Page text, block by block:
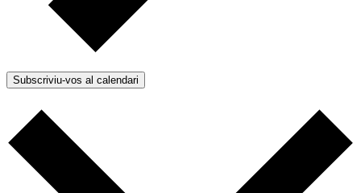
Subscriviu-vos al calendari